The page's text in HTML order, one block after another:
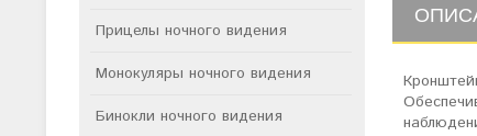
Прицелы ночного видения
Монокуляры ночного видения
Бинокли ночного видения